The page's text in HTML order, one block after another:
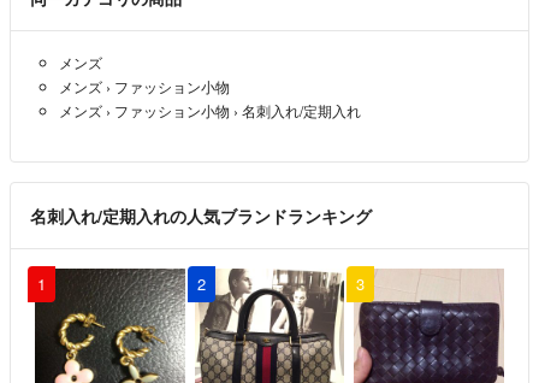
メンズ
メンズ › ファッション小物
メンズ › ファッション小物 › 名刺入れ/定期入れ
名刺入れ/定期入れの人気ブランドランキング
1 2 3